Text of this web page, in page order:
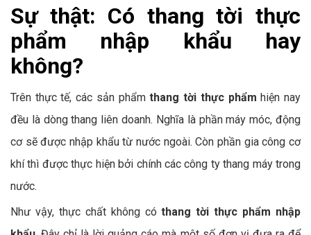
Sự thật: Có thang tời thực
phẩm nhập khẩu hay
không?
Trên thực tế, các sản phẩmthang tời thực phẩm hiện nay
đều là dòng thang liên doanh. Nghĩa là phần máy móc, động
cơ sẽ được nhập khẩu từ nước ngoài. Còn phần gia công cơ
khí thì được thực hiện bởi chính các công ty thang máy trong
nước.
Như vậy, thực chất không cóthang tời thực phẩm nhập